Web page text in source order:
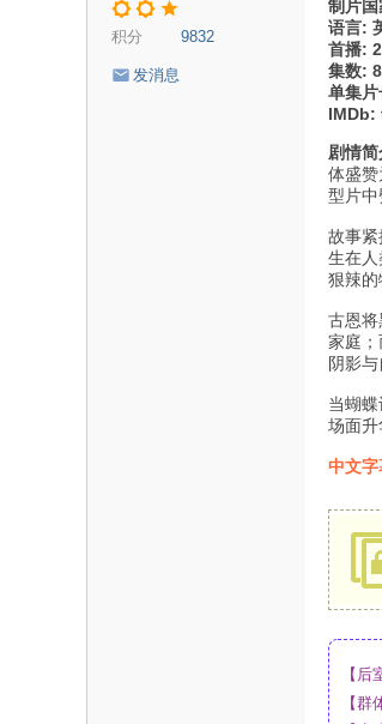
积分 9832
发消息
制片
语言:
首播:
集数: 8
单集
IMDb:
剧情
体盛赞
型片中
故事
生在
狠辣的
古恩将
家庭
阴影
当蝴
场面
中文字
【
【